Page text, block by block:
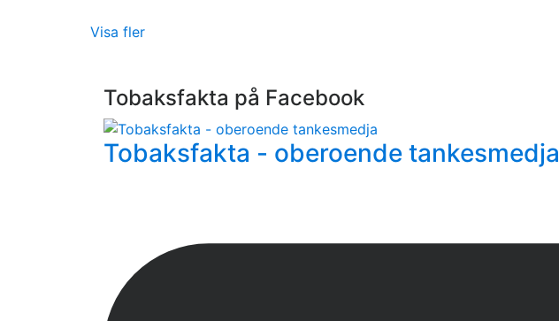
Visa fler
Tobaksfakta på Facebook
Tobaksfakta - oberoende tankesmedja